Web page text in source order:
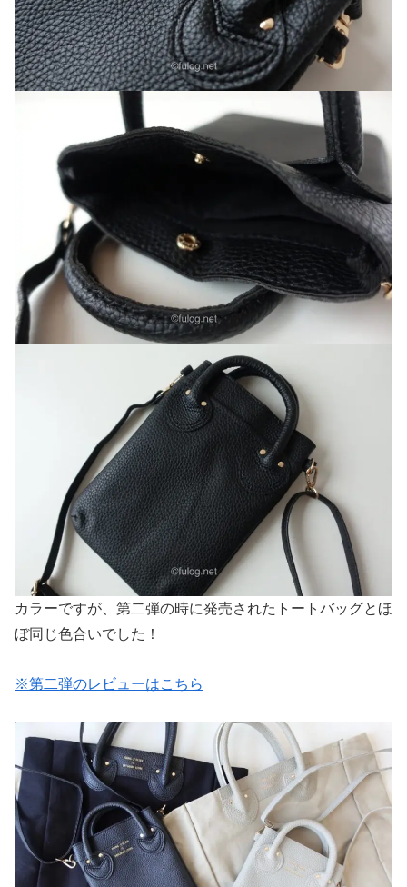
カラーですが、第二弾の時に発売されたトートバッグとほ
ぼ同じ色合いでした！
※第二弾のレビューはこちら